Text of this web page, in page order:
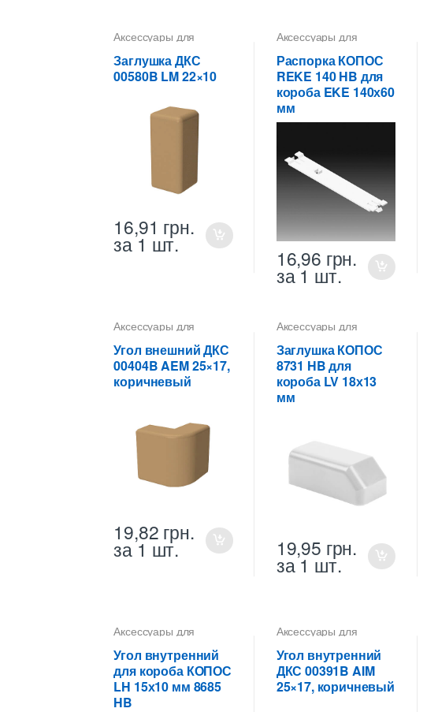
Аксессуары для
коробов
Заглушка ДКС
00580B LM 22×10
16,91 грн.
за 1 шт.
Аксессуары для
коробов
Распорка КОПОС
REKE 140 HB для
короба EKE 140х60
мм
16,96 грн.
за 1 шт.
Аксессуары для
коробов
Угол внешний ДКС
00404B AEM 25×17,
коричневый
19,82 грн.
за 1 шт.
Аксессуары для
коробов
Заглушка КОПОС
8731 HB для
короба LV 18х13
мм
19,95 грн.
за 1 шт.
Аксессуары для
коробов
Угол внутренний
для короба КОПОС
LH 15х10 мм 8685
HB
Аксессуары для
коробов
Угол внутренний
ДКС 00391B AIM
25×17, коричневый